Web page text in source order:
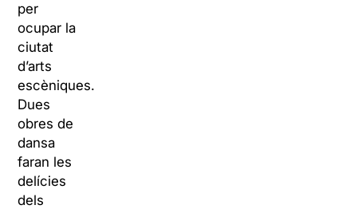
per
ocupar la
ciutat
d’arts
escèniques.
Dues
obres de
dansa
faran les
delícies
dels